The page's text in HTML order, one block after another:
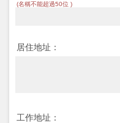
(名稱不能超過50位 )
居住地址：
工作地址：